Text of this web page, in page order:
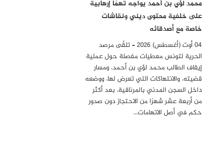
محمد لؤي بن أحمد يواجه تهمًا إرهابية
على خلفية محتوى ديني ونقاشات
خاصة مع أصدقائه
04 أوت (أغسطس) 2026 – تلقّى مرصد
الحرية لتونس معطيات مفصلة حول عملية
إيقاف الطالب محمد لؤي بن أحمد، ومسار
قضيته، والانتهاكات التي تعرض لها، ووضعه
داخل السجن المدني بالمرناقية، بعد أكثر
من أربعة عشر شهرًا من الاحتجاز دون صدور
حكم في أصل الاتهامات…